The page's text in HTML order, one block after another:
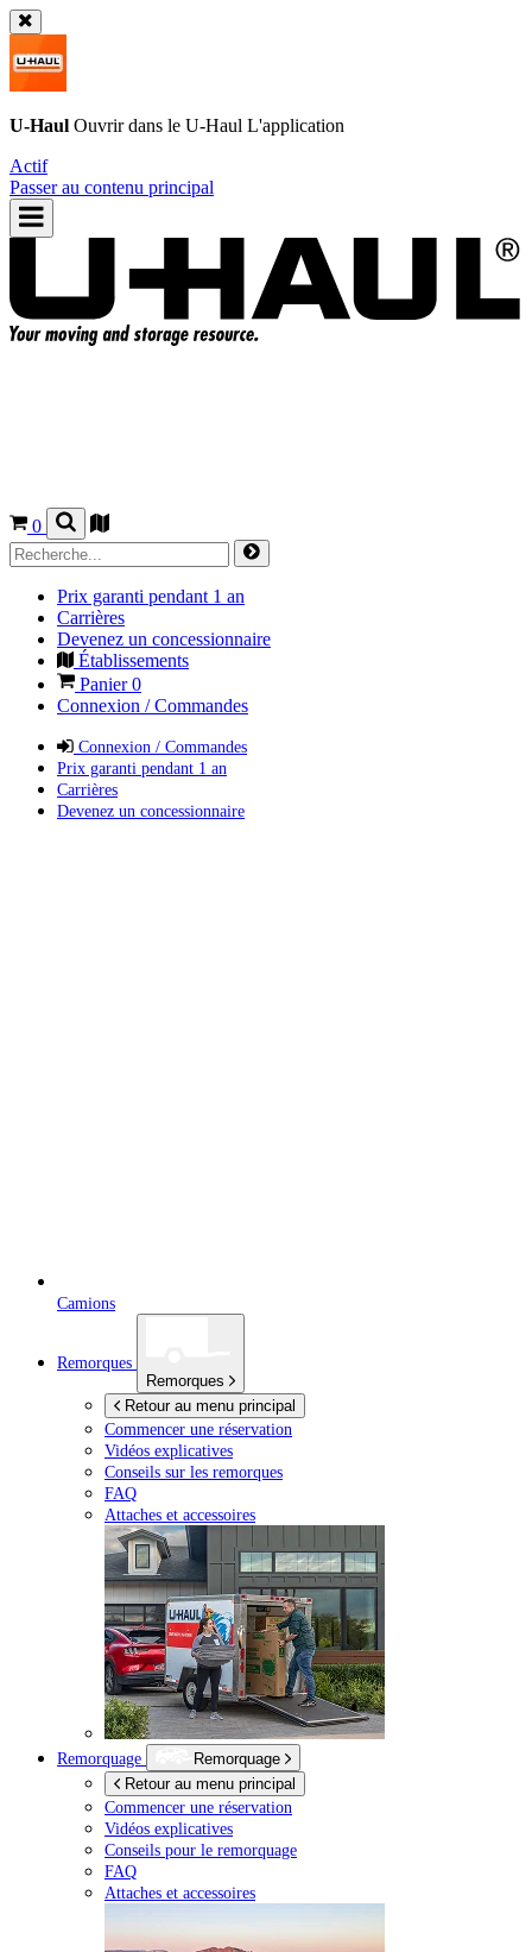
U-Haul Ouvrir dans le U-Haul L'application
Actif
Passer au contenu principal
0
Prix garanti pendant 1 an
Carrières
Devenez un concessionnaire
Établissements
Panier0
Connexion / Commandes
Connexion / Commandes
Prix garanti pendant 1 an
Carrières
Devenez un concessionnaire
Camions
Remorques
Remorques
Retour au menu principal
Commencer une réservation
Vidéos explicatives
Conseils sur les remorques
FAQ
Attaches et accessoires
Remorquage
Remorquage
Retour au menu principal
Commencer une réservation
Vidéos explicatives
Conseils pour le remorquage
FAQ
Attaches et accessoires